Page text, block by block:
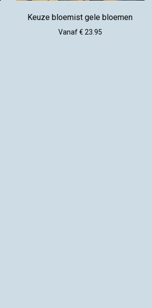
Keuze bloemist gele bloemen
Vanaf € 23.95